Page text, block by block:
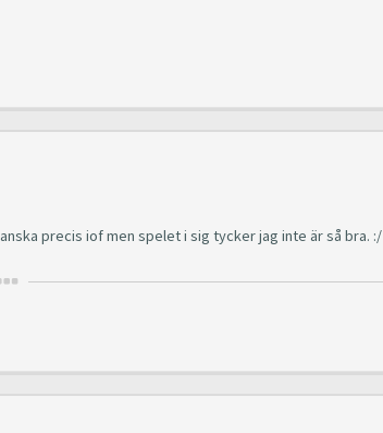
precis iof men spelet i sig tycker jag inte är så bra. :/